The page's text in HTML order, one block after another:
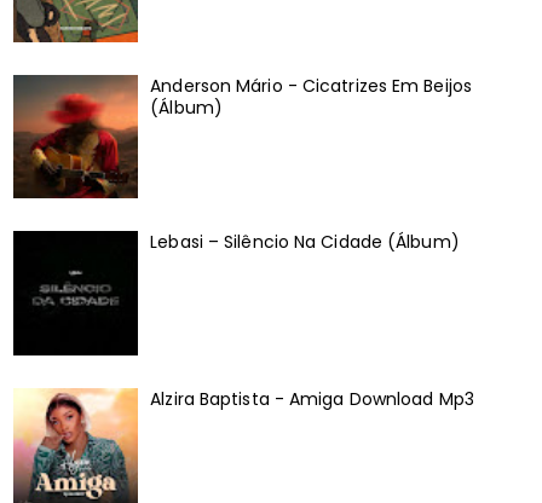
Anderson Mário - Cicatrizes Em Beijos
(Álbum)
Lebasi – Silêncio Na Cidade (Álbum)
Alzira Baptista - Amiga Download Mp3